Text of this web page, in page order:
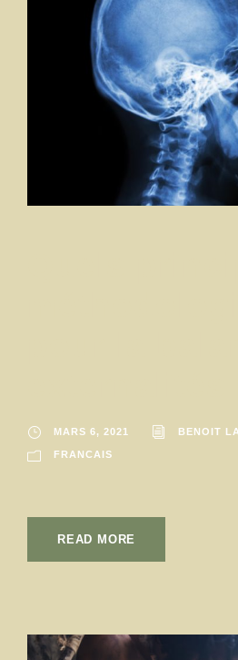
MARS 6, 2021 BENOIT
FRANCAIS
READ MORE